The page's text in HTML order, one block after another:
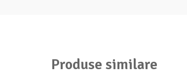
Produse similare